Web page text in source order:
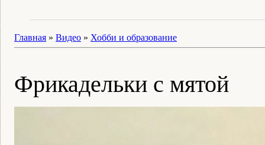
Главная » Видео » Хобби и образование
Фрикадельки с мятой